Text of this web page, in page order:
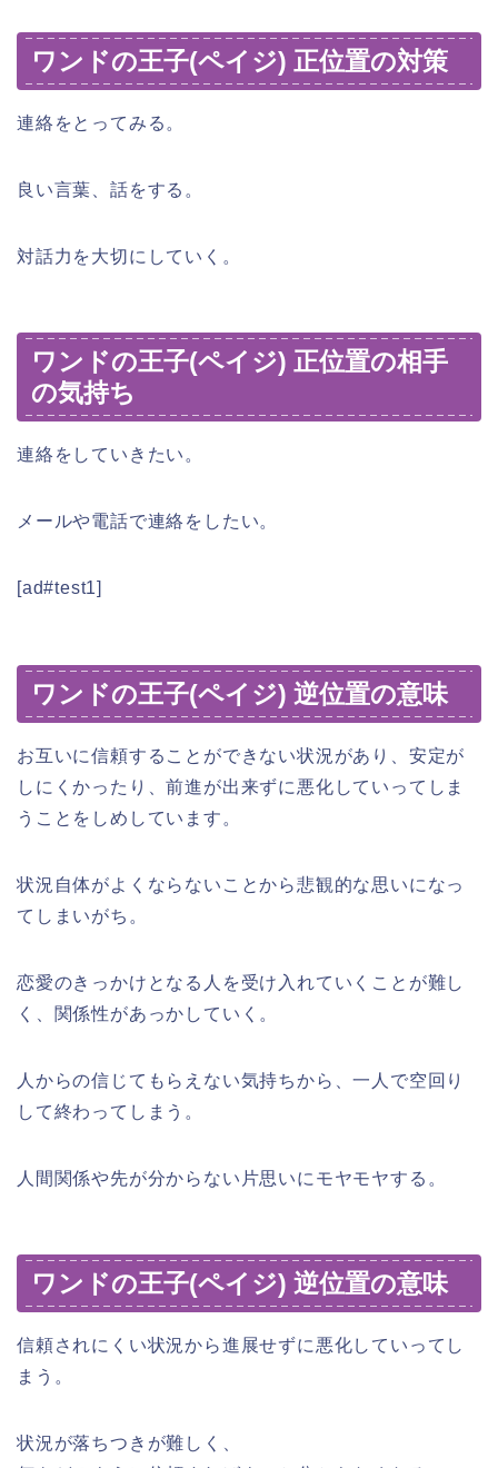
ワンドの王子(ペイジ) 正位置の対策
連絡をとってみる。
良い言葉、話をする。
対話力を大切にしていく。
ワンドの王子(ペイジ) 正位置の相手
の気持ち
連絡をしていきたい。
メールや電話で連絡をしたい。
[ad#test1]
ワンドの王子(ペイジ) 逆位置の意味
お互いに信頼することができない状況があり、安定が
しにくかったり、前進が出来ずに悪化していってしま
うことをしめしています。
状況自体がよくならないことから悲観的な思いになっ
てしまいがち。
恋愛のきっかけとなる人を受け入れていくことが難し
く、関係性があっかしていく。
人からの信じてもらえない気持ちから、一人で空回り
して終わってしまう。
人間関係や先が分からない片思いにモヤモヤする。
ワンドの王子(ペイジ) 逆位置の意味
信頼されにくい状況から進展せずに悪化していってし
まう。
状況が落ちつきが難しく、